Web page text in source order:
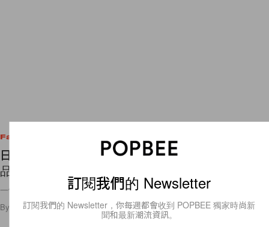
Fashion
日本女生精緻感的秘密：一條絲巾 4 款綁法，穿搭
品味瞬間升級！
一條絲巾=四個造型！
By POPBEE Team /2026年7月8日 3.0K
訂閱我們的 Newsletter
訂閱我們的 Newsletter，你每週都會收到 POPBEE 獨家時尚新
聞和最新潮流資訊。